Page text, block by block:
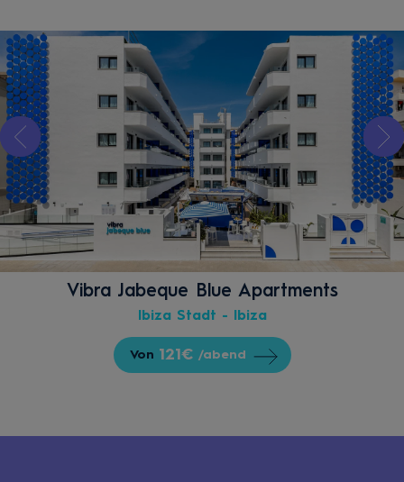
Vibra Jabeque Blue Apartments
Ibiza Stadt - Ibiza
Von 121€ /abend